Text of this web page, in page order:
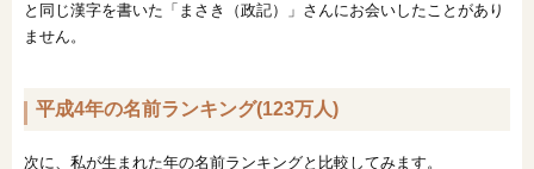
と同じ漢字を書いた「まさき（政記）」さんにお会いしたことがあり
ません。
平成4年の名前ランキング(123万人)
次に、私が生まれた年の名前ランキングと比較してみます。